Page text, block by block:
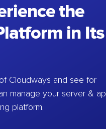
the
in Its
Cloudways and see for
manage your server &
platform.